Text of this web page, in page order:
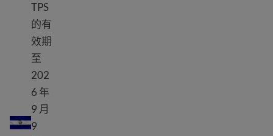
TPS 萨尔瓦多
TPS
的有
效期
至
202
6 年
9 月
9